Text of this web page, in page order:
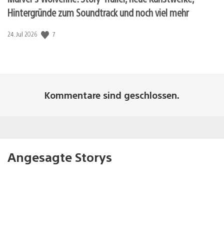
Hintergründe zum Soundtrack und noch viel mehr
Veröffentlichungsdatum:
24. Jul 2026 7
Kommentare sind geschlossen.
Angesagte Storys